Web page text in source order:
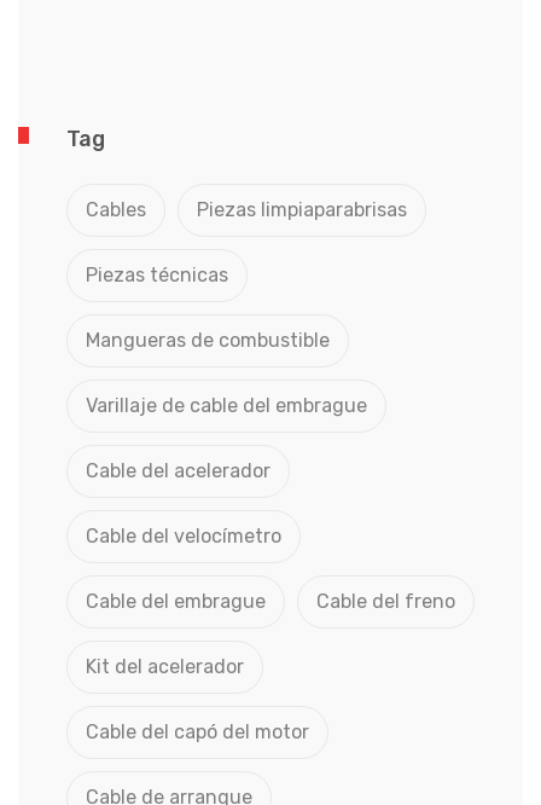
Tag
Cables Piezas limpiaparabrisas
Piezas técnicas
Mangueras de combustible
Varillaje de cable del embrague
Cable del acelerador
Cable del velocímetro
Cable del embrague Cable del freno
Kit del acelerador
Cable del capó del motor
Cable de arranque